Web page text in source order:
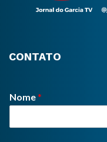
CONTATO
Nome*